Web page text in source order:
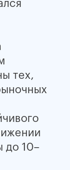
тех,
до 10–